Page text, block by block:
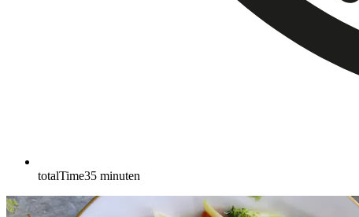
totalTime35 minuten